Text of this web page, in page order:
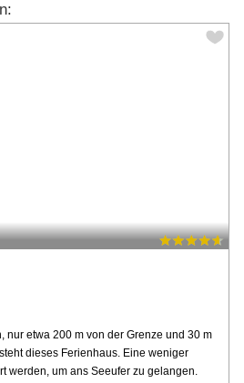
nur etwa 200 m von der Grenze und 30 m
dieses Ferienhaus. Eine weniger
werden, um ans Seeufer zu gelangen.